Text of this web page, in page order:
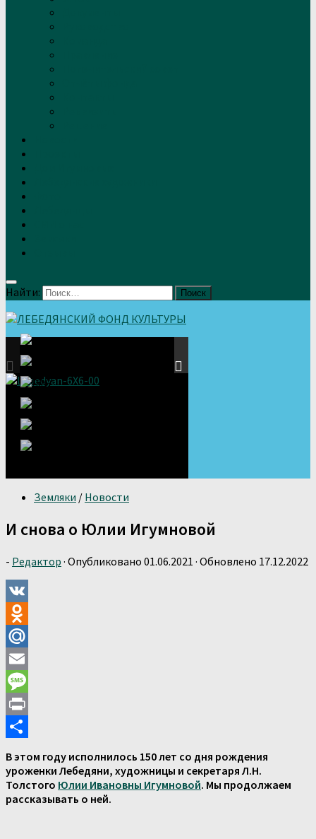
Найти:
Земляки / Новости
И снова о Юлии Игумновой
- Редактор · Опубликовано 01.06.2021 · Обновлено 17.12.2022
VK
Odnoklassniki
Mail.Ru
Email
Message
Print
В этом году исполнилось 150 лет со дня рождения
уроженки Лебедяни, художницы и секретаря Л.Н.
Толстого Юлии Ивановны Игумновой. Мы продолжаем
рассказывать о ней.